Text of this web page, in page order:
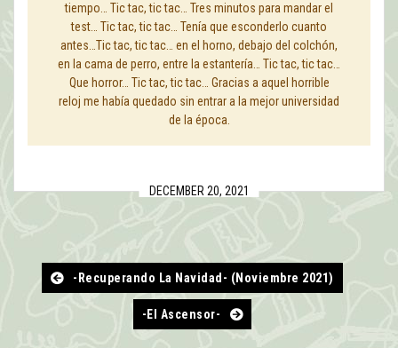
DECEMBER 20, 2021
tiempo… Tic tac, tic tac… Tres minutos para mandar el
test… Tic tac, tic tac… Tenía que esconderlo cuanto
antes…Tic tac, tic tac… en el horno, debajo del colchón,
en la cama de perro, entre la estantería… Tic tac, tic tac…
Que horror… Tic tac, tic tac… Gracias a aquel horrible
reloj me había quedado sin entrar a la mejor universidad
de la época.
-Recuperando La Navidad- (noviembre 2021)
-El Ascensor-